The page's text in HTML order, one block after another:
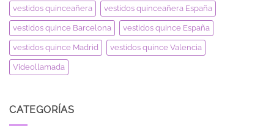
vestidos quinceañera vestidos quinceañera España
vestidos quince Barcelona vestidos quince España
vestidos quince Madrid vestidos quince Valencia
Videollamada
CATEGORÍAS